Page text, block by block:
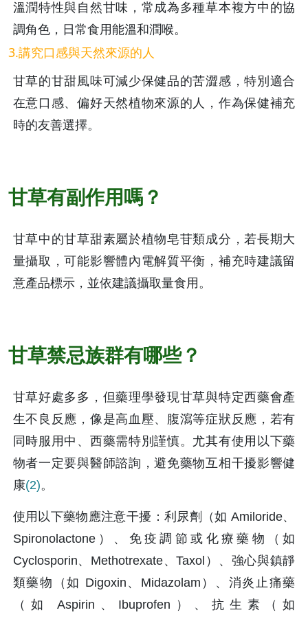
溫潤特性與自然甘味，常成為多種草本複方中的協
調角色，日常食用能溫和潤喉。
3.講究口感與天然來源的人
甘草的甘甜風味可減少保健品的苦澀感，特別適合
在意口感、偏好天然植物來源的人，作為保健補充
時的友善選擇。
甘草有副作用嗎？
甘草中的甘草甜素屬於植物皂苷類成分，若長期大
量攝取，可能影響體內電解質平衡，補充時建議留
意產品標示，並依建議攝取量食用。
甘草禁忌族群有哪些？
甘草好處多多，但藥理學發現甘草與特定西藥會產
生不良反應，像是高血壓、腹瀉等症狀反應，若有
同時服用中、西藥需特別謹慎。尤其有使用以下藥
物者一定要與醫師諮詢，避免藥物互相干擾影響健
康(2)。
使用以下藥物應注意干擾：利尿劑（如 Amiloride、
Spironolactone）、免疫調節或化療藥物（如
Cyclosporin、Methotrexate、Taxol）、強心與鎮靜
類藥物（如 Digoxin、Midazolam）、消炎止痛藥
（如 Aspirin、Ibuprofen）、抗生素（如